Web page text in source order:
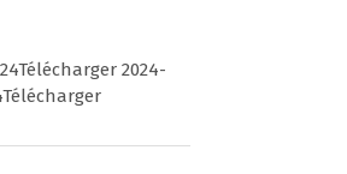
2024-